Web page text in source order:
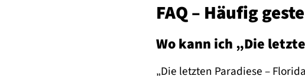
FAQ – Häufig
Wo kann ich „Die
„Die letzten Paradiese –